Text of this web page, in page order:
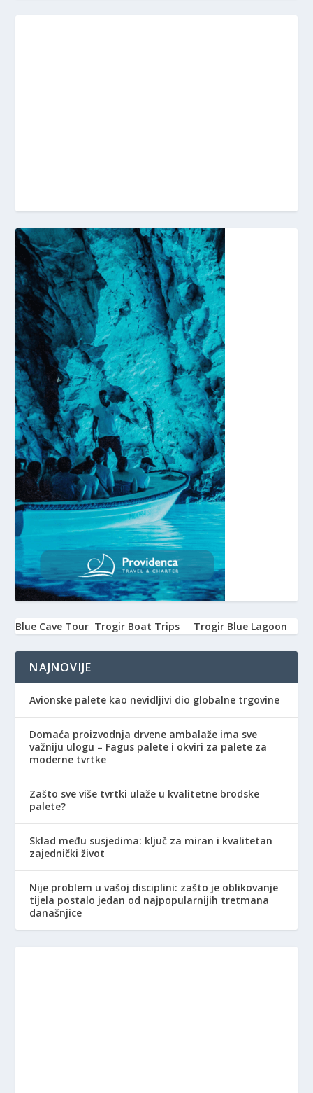
Blue Cave Tour Trogir Boat Trips Trogir Blue Lagoon
NAJNOVIJE
Avionske palete kao nevidljivi dio globalne trgovine
Domaća proizvodnja drvene ambalaže ima sve
važniju ulogu – Fagus palete i okviri za palete za
moderne tvrtke
Zašto sve više tvrtki ulaže u kvalitetne brodske
palete?
Sklad među susjedima: ključ za miran i kvalitetan
zajednički život
Nije problem u vašoj disciplini: zašto je oblikovanje
tijela postalo jedan od najpopularnijih tretmana
današnjice